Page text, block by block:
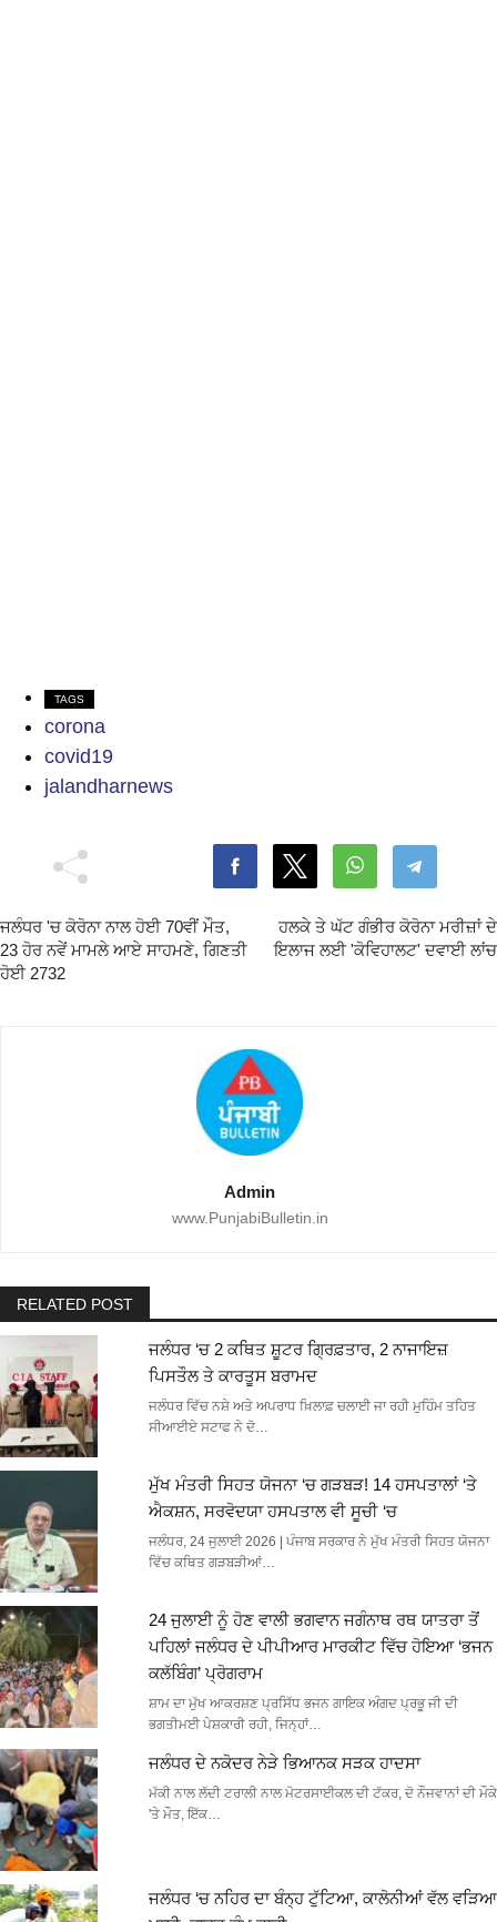
TAGS
corona
covid19
jalandharnews
ਜਲੰਧਰ 'ਚ ਕੋਰੋਨਾ ਨਾਲ ਹੋਈ 70ਵੀਂ ਮੌਤ,
23 ਹੋਰ ਨਵੇਂ ਮਾਮਲੇ ਆਏ ਸਾਹਮਣੇ, ਗਿਣਤੀ
ਹੋਈ 2732
ਹਲਕੇ ਤੇ ਘੱਟ ਗੰਭੀਰ ਕੋਰੋਨਾ ਮਰੀਜ਼ਾਂ ਦੇ
ਇਲਾਜ ਲਈ 'ਕੋਵਿਹਾਲਟ' ਦਵਾਈ ਲਾਂਚ
Admin
www.PunjabiBulletin.in
RELATED POST
ਜਲੰਧਰ ‘ਚ 2 ਕਥਿਤ ਸ਼ੂਟਰ ਗ੍ਰਿਫ਼ਤਾਰ, 2 ਨਾਜਾਇਜ਼
ਪਿਸਤੌਲ ਤੇ ਕਾਰਤੂਸ ਬਰਾਮਦ
ਜਲੰਧਰ ਵਿੱਚ ਨਸ਼ੇ ਅਤੇ ਅਪਰਾਧ ਖ਼ਿਲਾਫ਼ ਚਲਾਈ ਜਾ ਰਹੀ ਮੁਹਿੰਮ ਤਹਿਤ
ਸੀਆਈਏ ਸਟਾਫ ਨੇ ਦੋ…
ਮੁੱਖ ਮੰਤਰੀ ਸਿਹਤ ਯੋਜਨਾ ‘ਚ ਗੜਬੜ! 14 ਹਸਪਤਾਲਾਂ ‘ਤੇ
ਐਕਸ਼ਨ, ਸਰਵੋਦਯਾ ਹਸਪਤਾਲ ਵੀ ਸੂਚੀ ‘ਚ
ਜਲੰਧਰ, 24 ਜੁਲਾਈ 2026 | ਪੰਜਾਬ ਸਰਕਾਰ ਨੇ ਮੁੱਖ ਮੰਤਰੀ ਸਿਹਤ ਯੋਜਨਾ
ਵਿੱਚ ਕਥਿਤ ਗੜਬੜੀਆਂ…
24 ਜੁਲਾਈ ਨੂੰ ਹੋਣ ਵਾਲੀ ਭਗਵਾਨ ਜਗੰਨਾਥ ਰਥ ਯਾਤਰਾ ਤੋਂ
ਪਹਿਲਾਂ ਜਲੰਧਰ ਦੇ ਪੀਪੀਆਰ ਮਾਰਕੀਟ ਵਿੱਚ ਹੋਇਆ ‘ਭਜਨ
ਕਲੱਬਿੰਗ’ ਪ੍ਰੋਗਰਾਮ
ਸ਼ਾਮ ਦਾ ਮੁੱਖ ਆਕਰਸ਼ਣ ਪ੍ਰਸਿੱਧ ਭਜਨ ਗਾਇਕ ਅੰਗਦ ਪ੍ਰਭੂ ਜੀ ਦੀ
ਭਗਤੀਮਈ ਪੇਸ਼ਕਾਰੀ ਰਹੀ, ਜਿਨ੍ਹਾਂ…
ਜਲੰਧਰ ਦੇ ਨਕੋਦਰ ਨੇੜੇ ਭਿਆਨਕ ਸੜਕ ਹਾਦਸਾ
ਮੱਕੀ ਨਾਲ ਲੱਦੀ ਟਰਾਲੀ ਨਾਲ ਮੋਟਰਸਾਈਕਲ ਦੀ ਟੱਕਰ, ਦੋ ਨੌਜਵਾਨਾਂ ਦੀ ਮੌਕੇ
'ਤੇ ਮੌਤ, ਇੱਕ…
ਜਲੰਧਰ ‘ਚ ਨਹਿਰ ਦਾ ਬੰਨ੍ਹ ਟੁੱਟਿਆ, ਕਾਲੋਨੀਆਂ ਵੱਲ ਵੜਿਆ